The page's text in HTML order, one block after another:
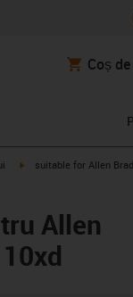
Coș
igus-icon-arrow-right
suitable for Allen
Allen